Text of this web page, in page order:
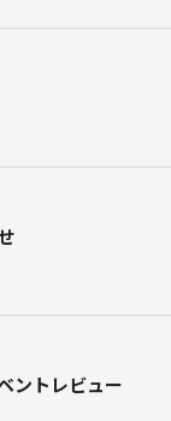
ントレビュー